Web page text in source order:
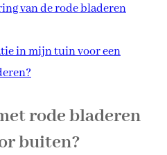
van de rode bladeren
in mijn tuin voor een
rode bladeren
buiten?